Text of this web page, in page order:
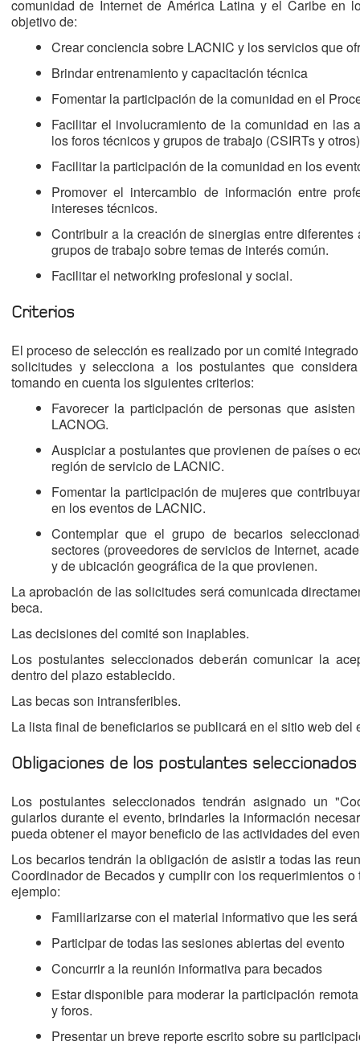
comunidad de Internet de América Latina y el Caribe en
objetivo de:
Crear conciencia sobre LACNIC y los servicios que
Brindar entrenamiento y capacitación técnica
Fomentar la participación de la comunidad en el
Facilitar el involucramiento de la comunidad en las
los foros técnicos y grupos de trabajo (CSIRTs y otros)
Facilitar la participación de la comunidad en los
Promover el intercambio de información entre
intereses técnicos.
Contribuir a la creación de sinergias entre
grupos de trabajo sobre temas de interés común.
Facilitar el networking profesional y social.
Criterios
El proceso de selección es realizado por un comité
solicitudes y selecciona a los postulantes que
tomando en cuenta los siguientes criterios:
Favorecer la participación de personas que
LACNOG.
Auspiciar a postulantes que provienen de países o
región de servicio de LACNIC.
Fomentar la participación de mujeres que
en los eventos de LACNIC.
Contemplar que el grupo de becarios
sectores (proveedores de servicios de Internet,
y de ubicación geográfica de la que provienen.
La aprobación de las solicitudes será comunicada
beca.
Las decisiones del comité son inaplables.
Los postulantes seleccionados deberán comunicar la
dentro del plazo establecido.
Las becas son intransferibles.
La lista final de beneficiarios se publicará en el sitio web del
Obligaciones de los postulantes seleccionados
Los postulantes seleccionados tendrán asignado un
guiarlos durante el evento, brindarles la información
pueda obtener el mayor beneficio de las actividades del
Los becarios tendrán la obligación de asistir a todas las
Coordinador de Becados y cumplir con los requerimientos
ejemplo:
Familiarizarse con el material informativo que les
Participar de todas las sesiones abiertas del evento
Concurrir a la reunión informativa para becados
Estar disponible para moderar la participación
y foros.
Presentar un breve reporte escrito sobre su